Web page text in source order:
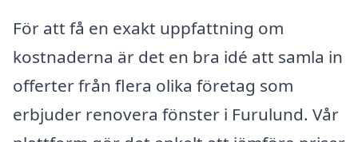
För att få en exakt uppfattning om
kostnaderna är det en bra idé att samla in
offerter från flera olika företag som
erbjuder renovera fönster i Furulund. Vår